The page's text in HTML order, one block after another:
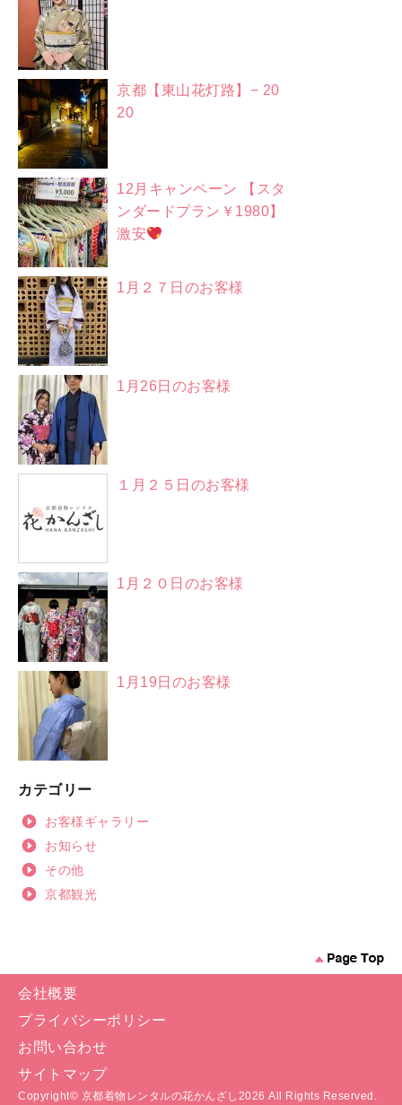
京都【東山花灯路】− 20
20
12月キャンペーン 【スタ
ンダードプラン￥1980】
激安
1月２７日のお客様
1月26日のお客様
１月２５日のお客様
1月２０日のお客様
1月19日のお客様
カテゴリー
お客様ギャラリー
お知らせ
その他
京都観光
会社概要
プライバシーポリシー
お問い合わせ
サイトマップ
Copyright© 京都着物レンタルの花かんざし 2026 All Rights Reserved.